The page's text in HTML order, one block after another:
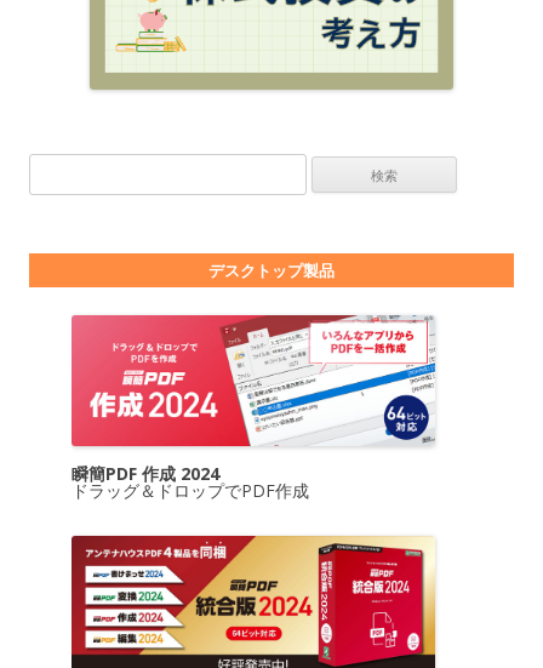
デスクトップ製品
瞬簡PDF 作成 2024
ドラッグ＆ドロップでPDF作成